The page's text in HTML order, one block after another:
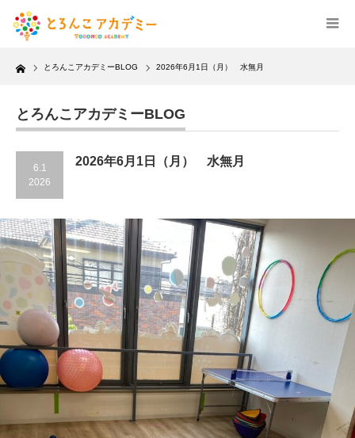
Home とろんこアカデミーBLOG 2026年6月1日（月） 水無月
とろんこアカデミーBLOG
6.1
2026
2026年6月1日（月） 水無月